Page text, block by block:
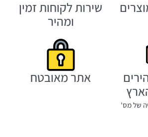
שירות לקוחות זמין
ומהיר
של מס'
אתר מאובטח